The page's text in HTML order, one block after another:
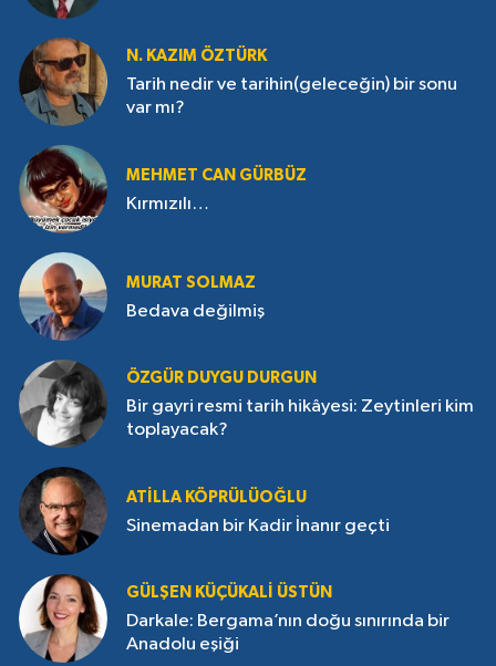
N. KAZIM ÖZTÜRK
Tarih nedir ve tarihin(geleceğin) bir sonu
var mı?
MEHMET CAN GÜRBÜZ
Kırmızılı…
MURAT SOLMAZ
Bedava değilmiş
ÖZGÜR DUYGU DURGUN
Bir gayri resmi tarih hikâyesi: Zeytinleri kim
toplayacak?
ATILLA KÖPRÜLÜOĞLU
Sinemadan bir Kadir İnanır geçti
GÜLŞEN KÜÇÜKALI ÜSTÜN
Darkale: Bergama’nın doğu sınırında bir
Anadolu eşiği